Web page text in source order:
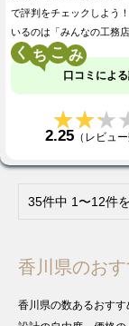
で評判をチェックしよう
いるのは「みんなの工務
く こ
口コミによ
2.25 （レビュ
35件中 1〜12件
香川県のお
香川県の数あるおす